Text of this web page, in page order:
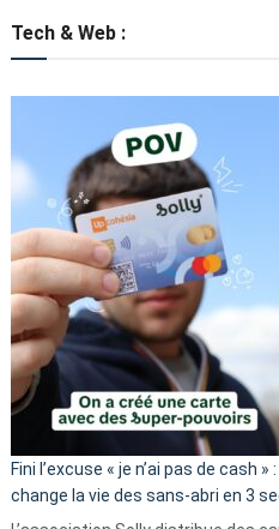
Tech & Web :
Fini l’excuse « je n’ai pas de cash
change la vie des sans-abri en 3